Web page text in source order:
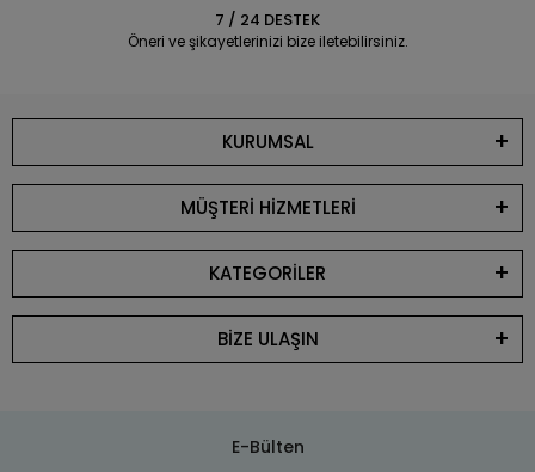
7 / 24 DESTEK
Öneri ve şikayetlerinizi bize iletebilirsiniz.
KURUMSAL
MÜŞTERİ HİZMETLERİ
KATEGORİLER
BİZE ULAŞIN
E-Bülten